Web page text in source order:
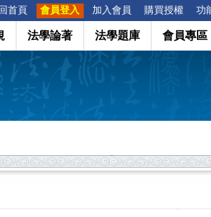
回首頁 會員登入 加入會員 購買授權 功
法學論著 法學題庫 會員專區